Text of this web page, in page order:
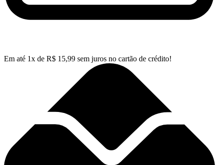
Em até 1x de R$ 15,99 sem juros no cartão de crédito!